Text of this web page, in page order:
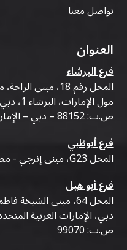
تواصل معنا
العنوان
فرع البرشاء
المحل رقم 18،
مول الإمارات، البرشاء 1، دبي
ص.ب: 88152 – دبي – الإمارات العربية المتحدة
فرع أبوظبي
المحل G23، مبنى إنرجي - مصفح - M20 - أبوظبي
فرع أبو هيل
المحل 64، مبنى
دبي، الإمارات العربية
ص.ب: 99070